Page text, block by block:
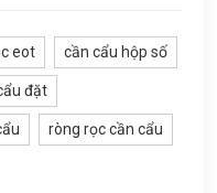
eot cần cẩu hộp số
đặt
ròng rọc cần cẩu